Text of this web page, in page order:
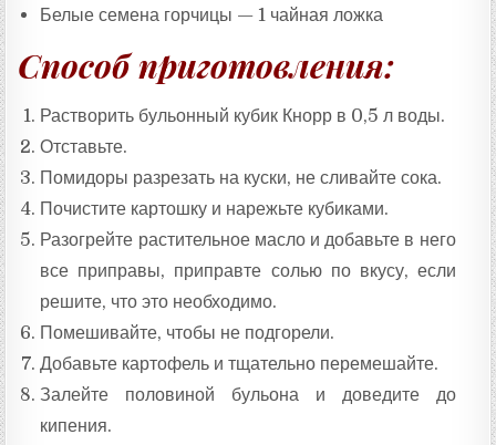
Белые семена горчицы — 1 чайная ложка
Способ приготовления:
Растворить бульонный кубик Кнорр в 0,5 л воды.
Отставьте.
Помидоры разрезать на куски, не сливайте сока.
Почистите картошку и нарежьте кубиками.
Разогрейте растительное масло и добавьте в него
все приправы, приправте солью по вкусу, если
решите, что это необходимо.
Помешивайте, чтобы не подгорели.
Добавьте картофель и тщательно перемешайте.
Залейте половиной бульона и доведите до
кипения.